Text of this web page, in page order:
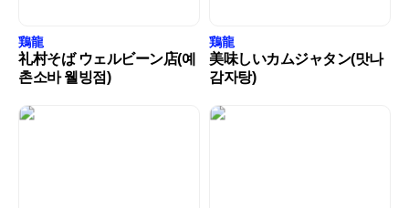
鶏龍
礼村そば ウェルビーン店(예
촌소바 웰빙점)
鶏龍
美味しいカムジャタン(맛나
감자탕)